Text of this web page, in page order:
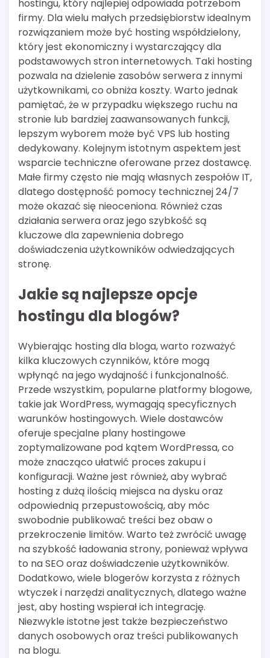
hostingu, który najlepiej odpowiada potrzebom
firmy. Dla wielu małych przedsiębiorstw idealnym
rozwiązaniem może być hosting współdzielony,
który jest ekonomiczny i wystarczający dla
podstawowych stron internetowych. Taki hosting
pozwala na dzielenie zasobów serwera z innymi
użytkownikami, co obniża koszty. Warto jednak
pamiętać, że w przypadku większego ruchu na
stronie lub bardziej zaawansowanych funkcji,
lepszym wyborem może być VPS lub hosting
dedykowany. Kolejnym istotnym aspektem jest
wsparcie techniczne oferowane przez dostawcę.
Małe firmy często nie mają własnych zespołów IT,
dlatego dostępność pomocy technicznej 24/7
może okazać się nieoceniona. Również czas
działania serwera oraz jego szybkość są
kluczowe dla zapewnienia dobrego
doświadczenia użytkowników odwiedzających
stronę.
Jakie są najlepsze opcje
hostingu dla blogów?
Wybierając hosting dla bloga, warto rozważyć
kilka kluczowych czynników, które mogą
wpłynąć na jego wydajność i funkcjonalność.
Przede wszystkim, popularne platformy blogowe,
takie jak WordPress, wymagają specyficznych
warunków hostingowych. Wiele dostawców
oferuje specjalne plany hostingowe
zoptymalizowane pod kątem WordPressa, co
może znacząco ułatwić proces zakupu i
konfiguracji. Ważne jest również, aby wybrać
hosting z dużą ilością miejsca na dysku oraz
odpowiednią przepustowością, aby móc
swobodnie publikować treści bez obaw o
przekroczenie limitów. Warto też zwrócić uwagę
na szybkość ładowania strony, ponieważ wpływa
to na SEO oraz doświadczenie użytkowników.
Dodatkowo, wiele blogerów korzysta z różnych
wtyczek i narzędzi analitycznych, dlatego ważne
jest, aby hosting wspierał ich integrację.
Niezwykle istotne jest także bezpieczeństwo
danych osobowych oraz treści publikowanych
na blogu.